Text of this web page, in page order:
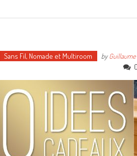
Sans Fil, Nomade et Multiroom byGuillaume